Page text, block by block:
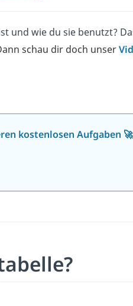
und wie du sie benutzt?
schau dir doch unser
kostenlosen Aufgaben 🚀